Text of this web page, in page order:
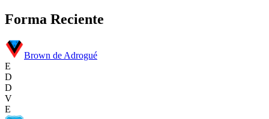
Forma Reciente
Brown de Adrogué
E
D
D
V
E